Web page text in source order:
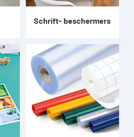
Schrift- beschermers